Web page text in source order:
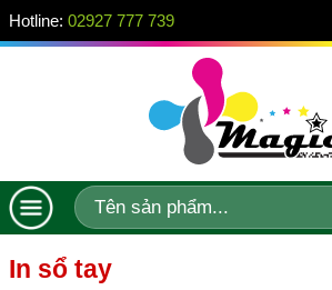
In sổ tay
Hotline: 02927 777 739